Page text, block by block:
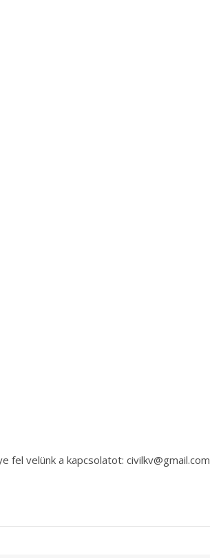
fel velünk a kapcsolatot: civilkv@gmail.com